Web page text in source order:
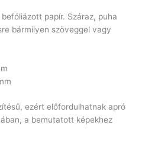
papír. Száraz, puha
bármilyen szöveggel vagy
ezért előfordulhatnak apró
a bemutatott képekhez